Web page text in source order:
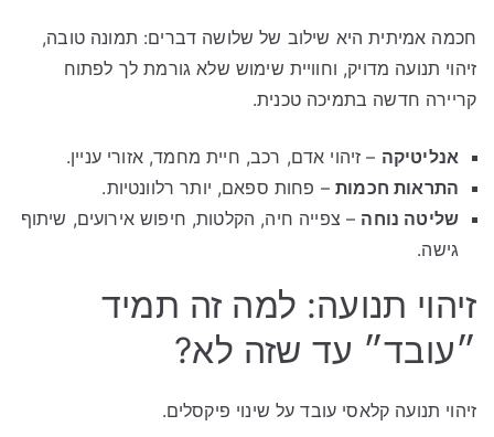
חכמה אמיתית היא שילוב של שלושה דברים: תמונה טובה,
זיהוי תנועה מדויק, וחוויית שימוש שלא גורמת לך לפתוח
קריירה חדשה בתמיכה טכנית.
אנליטיקה – זיהוי אדם, רכב, חיית מחמד, אזורי עניין.
התראות חכמות– פחות ספאם, יותר רלוונטיות.
שליטה נוחה – צפייה חיה, הקלטות, חיפוש אירועים, שיתוף
גישה.
זיהוי תנועה: למה זה תמיד
״עובד״ עד שזה לא?
זיהוי תנועה קלאסי עובד על שינוי פיקסלים.